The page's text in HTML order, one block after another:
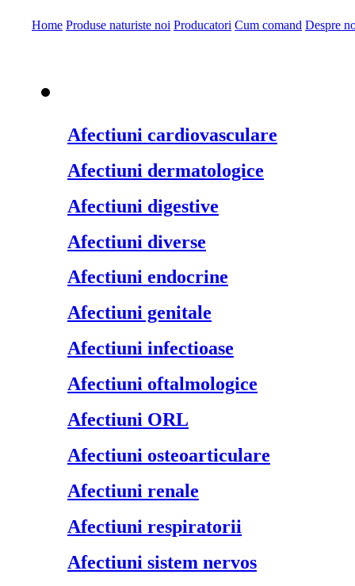
Home Produse naturiste noi Producatori Cum comand Despre
Afectiuni cardiovasculare
Afectiuni dermatologice
Afectiuni digestive
Afectiuni diverse
Afectiuni endocrine
Afectiuni genitale
Afectiuni infectioase
Afectiuni oftalmologice
Afectiuni ORL
Afectiuni osteoarticulare
Afectiuni renale
Afectiuni respiratorii
Afectiuni sistem nervos